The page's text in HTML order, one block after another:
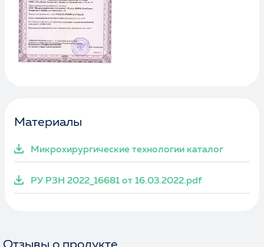
Материалы
Микрохирургические технологии каталог
РУ РЗН 2022_16681 от 16.03.2022.pdf